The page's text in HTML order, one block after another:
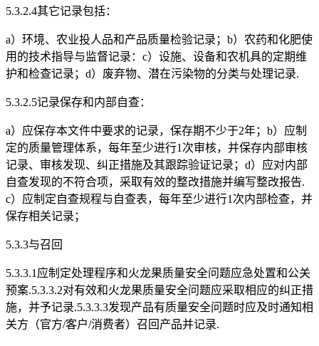
5.3.2.4其它记录包括：
a）环境、农业投人品和产品质量检验记录；b）农药和化肥使
用的技术指导与监督记录：c）设施、设备和农机具的定期维
护和检查记录；d）废弃物、潜在污染物的分类与处理记录.
5.3.2.5记录保存和内部自查：
a）应保存本文件中要求的记录，保存期不少于2年；b）应制
定的质量管理体系，每年至少进行1次审核，并保存内部审核
记录、审核发现、纠正措施及其跟踪验证记录；d）应对内部
自查发现的不符合项，采取有效的整改措施并编写整改报告.
c）应制定自查规程与自查表，每年至少进行1次内部检查，并
保存相关记录；
5.3.3与召回
5.3.3.1应制定处理程序和火龙果质量安全问题应急处置和公关
预案.5.3.3.2对有效和火龙果质量安全问题应采取相应的纠正措
施，并予记录.5.3.3.3发现产品有质量安全问题时应及时通知相
关方（官方/客户/消费者）召回产品并记录.